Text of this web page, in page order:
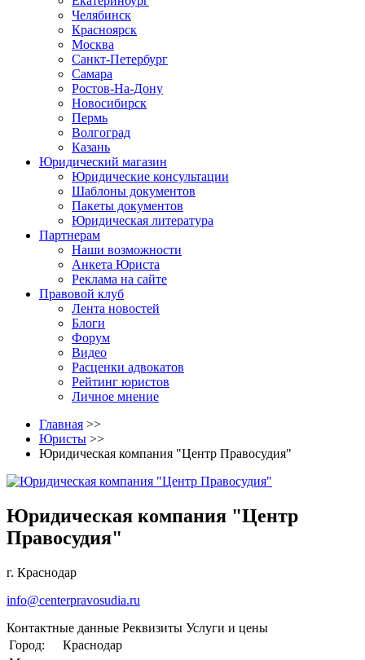
Челябинск
Красноярск
Москва
Санкт-Петербург
Самара
Ростов-На-Дону
Новосибирск
Пермь
Волгоград
Казань
Юридический магазин
Юридические консультации
Шаблоны документов
Пакеты документов
Юридическая литература
Партнерам
Наши возможности
Анкета Юриста
Реклама на сайте
Правовой клуб
Лента новостей
Блоги
Форум
Видео
Расценки адвокатов
Рейтинг юристов
Личное мнение
Главная >>
Юристы >>
Юридическая компания "Центр Правосудия"
Юридическая компания "Центр
Правосудия"
г. Краснодар
info@centerpravosudia.ru
Контактные данные Реквизиты Услуги и цены
Город:
Краснодар